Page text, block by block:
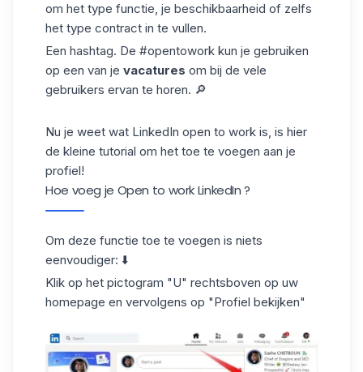
om het type functie, je beschikbaarheid of zelfs
het type contract in te vullen.
Een hashtag. De #opentowork kun je gebruiken
op een van je vacatures om bij de vele
gebruikers ervan te horen. 🔎
Nu je weet wat LinkedIn open to work is, is hier
de kleine tutorial om het toe te voegen aan je
profiel!
Hoe voeg je Open to work LinkedIn ?
Om deze functie toe te voegen is niets
eenvoudiger: ⬇️
Klik op het pictogram "U" rechtsboven op uw
homepage en vervolgens op "Profiel bekijken"